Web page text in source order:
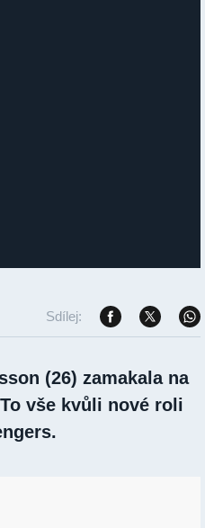
Sdílej:
(26) zamakala na
vše kvůli nové roli